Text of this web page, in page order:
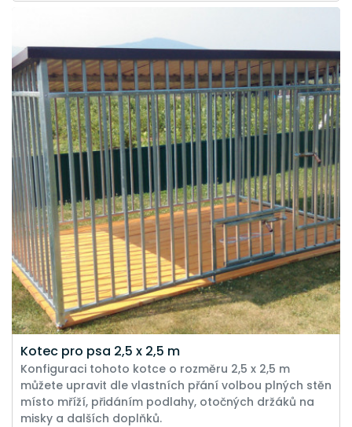
Kotec pro psa 2,5 x 2,5 m
Konfiguraci tohoto kotce o rozměru 2,5 x 2,5 m
můžete upravit dle vlastních přání volbou plných stěn
místo mříží, přidáním podlahy, otočných držáků na
misky a dalších doplňků.